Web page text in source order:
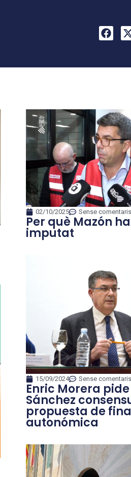
02/10/2025 Sense comentaris
Per què Mazón
imputat
15/09/2024 Sense comentaris
Enric Morera
Sánchez
propuesta de
autonómica